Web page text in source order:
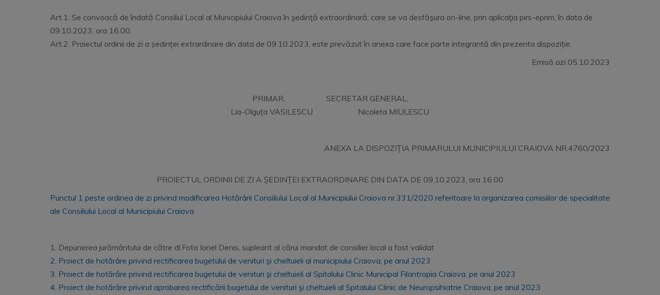
Art.1. Se convoacă de îndată Consiliul Local al Municipiului Craiova în şedinţă extraordinară, care se va desfăşura on-line, prin aplicaţia pirs-eprim, în data de
09.10.2023, ora 16.00.
Art.2. Proiectul ordinii de zi a ședinței extrardinare din data de 09.10.2023, este prevăzut în anexa care face parte integrantă din prezenta dispoziție.
Emisă azi 05.10.2023
PRIMAR, SECRETAR GENERAL,
Lia-Olguța VASILESCU Nicoleta MIULESCU
ANEXA LA DISPOZIȚIA PRIMARULUI MUNICIPIULUI CRAIOVA NR.4760/2023
PROIECTUL ORDINII DE ZI A ȘEDINȚEI EXTRAORDINARE DIN DATA DE 09.10.2023, ora 16.00
Punctul 1 peste ordinea de zi privind modificarea Hotărârii Consiliului Local al Municipiului Craiova nr.331/2020 referitoare la organizarea comisiilor de specialitate
ale Consiliului Local al Municipiului Craiova
1. Depunerea jurământului de către dl.Fota Ionel Denis, supleant al cărui mandat de consilier local a fost validat
2. Proiect de hotărâre privind rectificarea bugetului de venituri şi cheltuieli al municipiului Craiova, pe anul 2023
3. Proiect de hotărâre privind rectificarea bugetului de venituri şi cheltuieli al Spitalului Clinic Municipal Filantropia Craiova, pe anul 2023
4. Proiect de hotărâre privind aprobarea rectificării bugetului de venituri şi cheltuieli al Spitalului Clinic de Neuropsihiatrie Craiova, pe anul 2023